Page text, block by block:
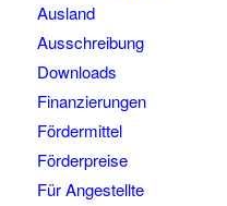
Ausland
Ausschreibung
Downloads
Finanzierungen
Fördermittel
Förderpreise
Für Angestellte